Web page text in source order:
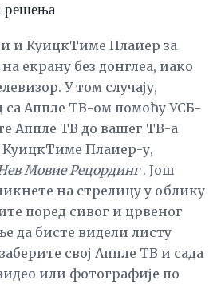
решења
и КуицкТиме Плаиер за
екрану без донглеа, иако
У том случају,
са Аппле ТВ-ом помоћу УСБ-
Аппле ТВ до вашег ТВ-а
Плаиер-у,
Мовие Рецординг. Још
на стрелицу у облику
поред сивог и црвеног
да бисте видели листу
свој Аппле ТВ и сада
или фотографије по